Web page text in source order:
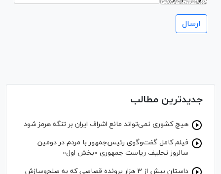
جدیدترین مطالب
هیچ کشوری نمی‌تواند مانع اشراف ایران بر تنگه هرمز شود
فیلم کامل گفت‌وگوی رئیس‌جمهور با مردم در دومین
سالروز تحلیف ریاست جمهوری «بخش اول»
داستان بیش از ۳ هزار پرونده قصاصی که به صلح‌وسازش